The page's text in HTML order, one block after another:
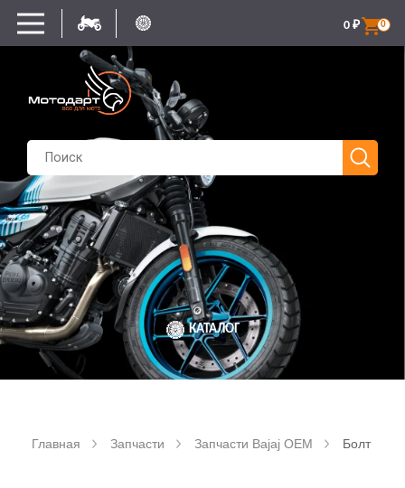
0
0 ₽
КАТАЛОГ
Главная Запчасти Запчасти Bajaj OEM Болт